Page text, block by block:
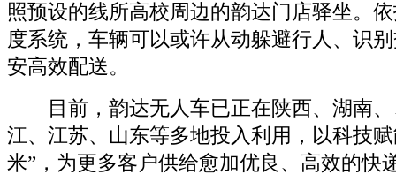
照预设的线所高校周边的韵达门店驿坐。
度系统，车辆可以或许从动躲避行人、识
安高效配送。
目前，韵达无人车已正在陕西、湖南、
江、江苏、山东等多地投入利用，以科技
米”，为更多客户供给愈加优良、高效的快